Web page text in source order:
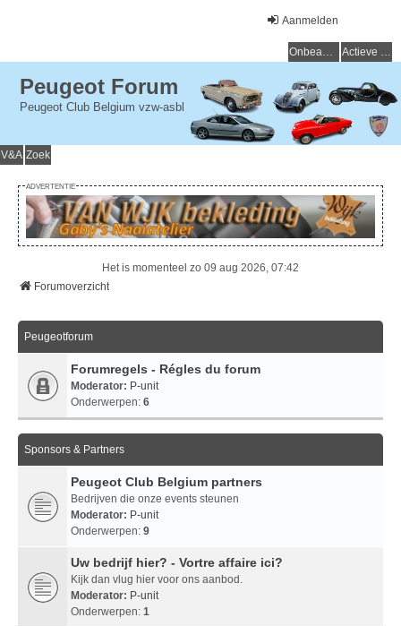
Aanmelden
Onbeantwoorde onderwerpen Actieve onderwerpen
Peugeot Forum
Peugeot Club Belgium vzw-asbl
V&A Zoek
ADVERTENTIE
Het is momenteel zo 09 aug 2026, 07:42
Forumoverzicht
Peugeotforum
Forumregels - Régles du forum
Moderator: P-unit
Onderwerpen: 6
Sponsors & Partners
Peugeot Club Belgium partners
Bedrijven die onze events steunen
Moderator: P-unit
Onderwerpen: 9
Uw bedrijf hier? - Vortre affaire ici?
Kijk dan vlug hier voor ons aanbod.
Moderator: P-unit
Onderwerpen: 1